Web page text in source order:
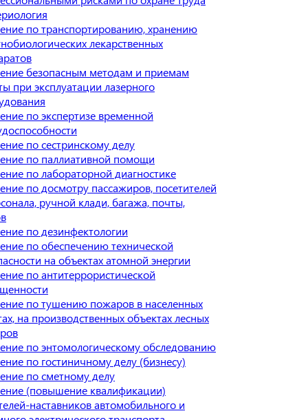
по транспортированию, хранению
лекарственных
безопасным методам и приемам
при эксплуатации лазерного
по экспертизе временной
по сестринскому делу
по паллиативной помощи
по лабораторной диагностике
по досмотру пассажиров, посетителей
ручной клади, багажа, почты,
по дезинфектологии
по обеспечению технической
на объектах атомной энергии
по антитеррористической
по тушению пожаров в населенных
на производственных объектах лесных
по энтомологическому обследованию
по гостиничному делу (бизнесу)
по сметному делу
(повышение квалификации)
наставников автомобильного и